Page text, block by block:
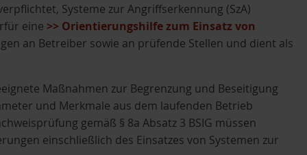
Systeme zur Angriffserkennung (SzA)
eine >> Orientierungshilfe zum Einsatz von
an Betreiber sowie an prüfende Stellen und dient als
Maßnahmen zur Begrenzung und Beseitigung
und Merkmale aus dem laufenden Betrieb
gemäß § 8a Absatz 3 BSIG müssen
einschließlich des Einsatzes von Systemen zur